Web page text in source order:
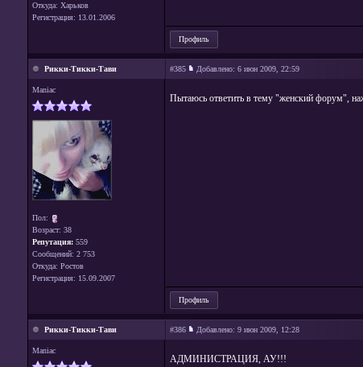
Откуда: Харьков
Регистрация: 13.01.2006
Профиль
Рикки-Тикки-Тави
Maniac
Пол:
Возраст: 38
Репутация: 559
Сообщений: 2 753
Откуда: Ростов
Регистрация: 15.09.2007
#385 Добавлено: 6 июн 2009, 22:59
Пытаюсь ответить в тему "женский форум",
Профиль
Рикки-Тикки-Тави
Maniac
#386 Добавлено: 9 июн 2009, 12:28
АДМИНИСТРАЦИЯ, АУ!!!